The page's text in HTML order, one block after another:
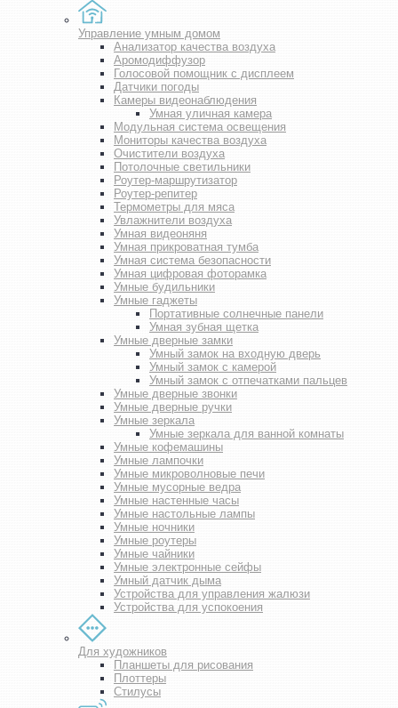
Управление умным домом
Анализатор качества воздуха
Аромодиффузор
Голосовой помощник с дисплеем
Датчики погоды
Камеры видеонаблюдения
Умная уличная камера
Модульная система освещения
Мониторы качества воздуха
Очистители воздуха
Потолочные светильники
Роутер-маршрутизатор
Роутер-репитер
Термометры для мяса
Увлажнители воздуха
Умная видеоняня
Умная прикроватная тумба
Умная система безопасности
Умная цифровая фоторамка
Умные будильники
Умные гаджеты
Портативные солнечные панели
Умная зубная щетка
Умные дверные замки
Умный замок на входную дверь
Умный замок с камерой
Умный замок с отпечатками пальцев
Умные дверные звонки
Умные дверные ручки
Умные зеркала
Умные зеркала для ванной комнаты
Умные кофемашины
Умные лампочки
Умные микроволновые печи
Умные мусорные ведра
Умные настенные часы
Умные настольные лампы
Умные ночники
Умные роутеры
Умные чайники
Умные электронные сейфы
Умный датчик дыма
Устройства для управления жалюзи
Устройства для успокоения
Для художников
Планшеты для рисования
Плоттеры
Стилусы